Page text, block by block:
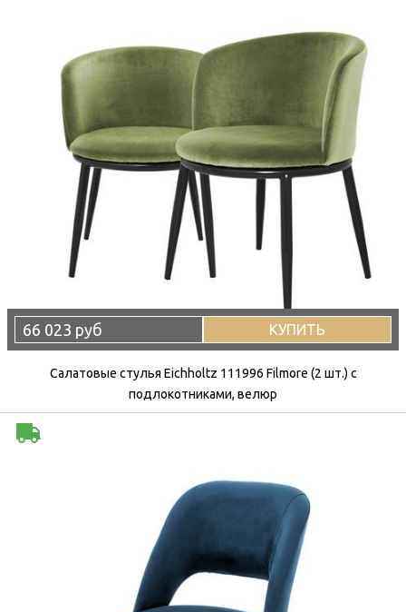
66 023 руб КУПИТЬ
Салатовые стулья Eichholtz 111996 Filmore (2 шт.) с
подлокотниками, велюр